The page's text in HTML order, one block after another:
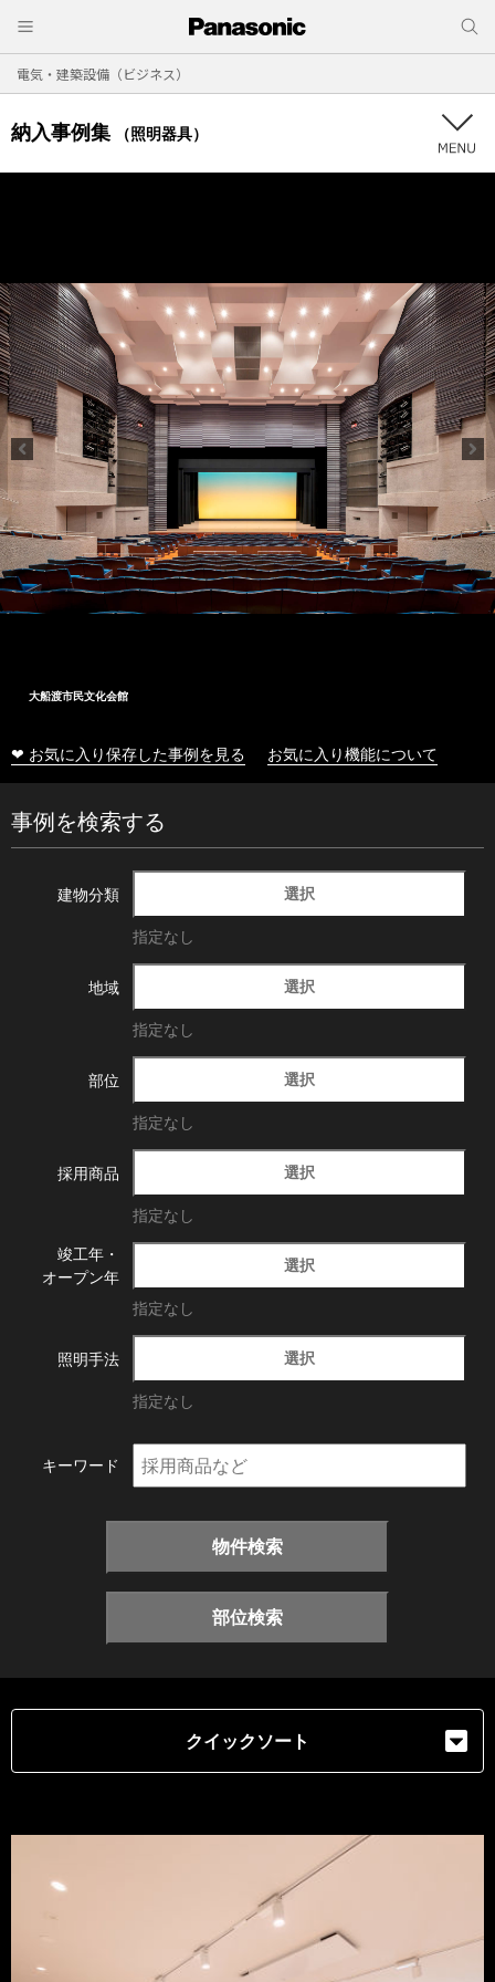
電気・建築設備（ビジネス）
納入事例集 （照明器具）
大船渡市民文化会館
❤ お気に入り保存した事例を見る お気に入り機能について
事例を検索する
建物分類 選択
指定なし
地域 選択
指定なし
部位 選択
指定なし
採用商品 選択
指定なし
竣工年・
オープン年
選択
指定なし
照明手法 選択
指定なし
キーワード
物件検索
部位検索
クイックソート